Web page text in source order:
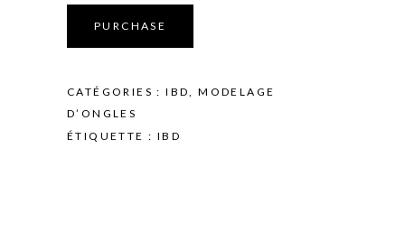
-
-
56GR
quantity
PURCHASE
CATÉGORIES :IBD,MODELAGE
D’ONGLES
ÉTIQUETTE : IBD